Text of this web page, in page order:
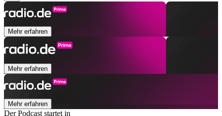
Mehr erfahren
Mehr erfahren
Mehr erfahren
Der Podcast startet in